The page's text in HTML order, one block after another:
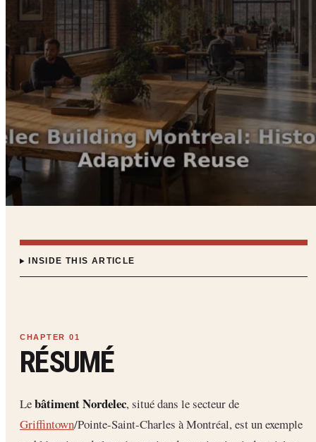
INSIDE THIS ARTICLE
RÉSUMÉ
Lebâtiment Nordelec, situé dans le secteur de
Griffintown/Pointe-Saint-Charles à Montréal, est un exemple